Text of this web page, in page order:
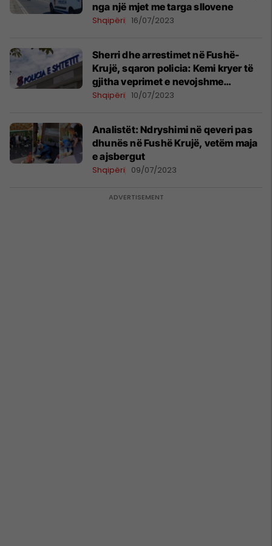
nga një mjet me targa sllovene
Shqipëri 16/07/2023
Sherri dhe arrestimet në Fushë-
Krujë, sqaron policia: Kemi kryer të
gjitha veprimet e nevojshme
procedurale
Shqipëri 10/07/2023
Analistët: Ndryshimi në qeveri pas
dhunës në Fushë Krujë, vetëm maja
e ajsbergut
Shqipëri 09/07/2023